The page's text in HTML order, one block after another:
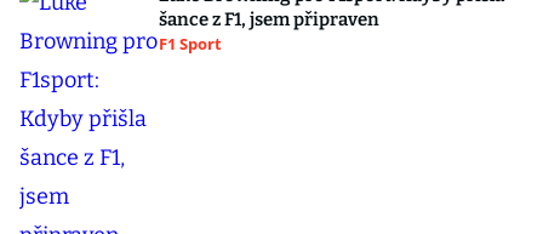
šance z F1, jsem připraven
F1 Sport